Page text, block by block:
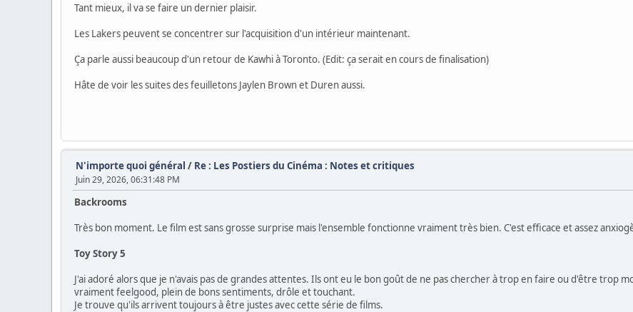
Tant mieux, il va se faire un dernier plaisir.
Les Lakers peuvent se concentrer sur l'acquisition d'un intérieur maintenant.
Ça parle aussi beaucoup d'un retour de Kawhi à Toronto. (Edit: ça serait en cours de finalisation)
Hâte de voir les suites des feuilletons Jaylen Brown et Duren aussi.
N'importe quoi général / Re : Les Postiers du Cinéma : Notes et critiques
Juin 29, 2026, 06:31:48 PM
Backrooms
Très bon moment. Le film est sans grosse surprise mais l'ensemble fonctionne vraiment très bien. C'est efficace et assez
Toy Story 5
J'ai adoré alors que je n'avais pas de grandes attentes. Ils ont eu le bon goût de ne pas chercher à trop en faire ou d'être trop
vraiment feelgood, plein de bons sentiments, drôle et touchant.
Je trouve qu'ils arrivent toujours à être justes avec cette série de films.